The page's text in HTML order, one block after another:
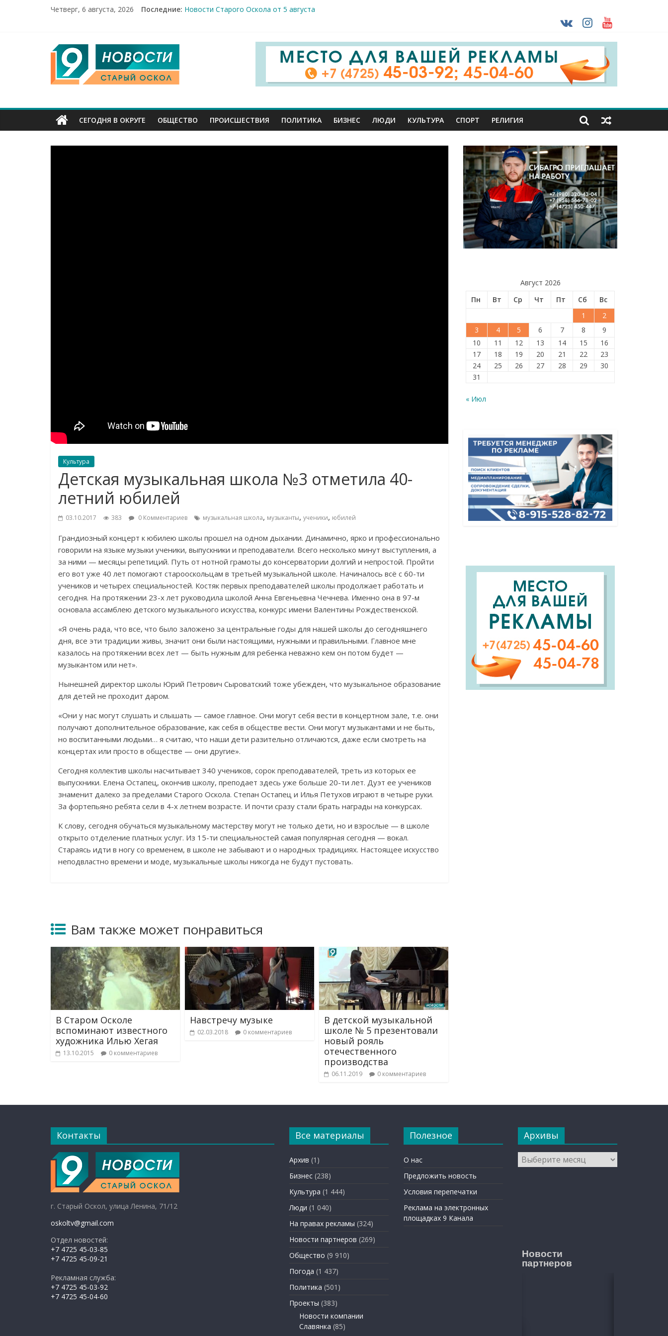
Четверг, 6 августа, 2026 Последние: Новости Старого Оскола от 5 августа
Александр Шуваев доложил Владимиру Путину о текущей работе
От учебников к реальным пациентам: студенты-медики из разных вузов страны проходят практику в Старом Осколе
9
Канал
Старый
Оскол
СЕГОДНЯ В ОКРУГЕ ОБЩЕСТВО ПРОИСШЕСТВИЯ ПОЛИТИКА БИЗНЕС ЛЮДИ КУЛЬТУРА СПОРТ РЕЛИГИЯ
Культура
Детская музыкальная школа №3 отметила 40-
летний юбилей
03.10.2017 383 0 Комментариев музыкальная школа, музыканты, ученики, юбилей
Грандиозный концерт к юбилею школы прошел на одном дыхании. Динамично, ярко и профессионально
говорили на языке музыки ученики, выпускники и преподаватели. Всего несколько минут выступления, а
за ними — месяцы репетиций. Путь от нотной грамоты до консерватории долгий и непростой. Пройти
его вот уже 40 лет помогают старооскольцам в третьей музыкальной школе. Начиналось всё с 60-ти
учеников и четырех специальностей. Костяк первых преподавателей школы продолжает работать и
сегодня. На протяжении 23-х лет руководила школой Анна Евгеньевна Чечнева. Именно она в 97-м
основала ассамблею детского музыкального искусства, конкурс имени Валентины Рождественской.
«Я очень рада, что все, что было заложено за центральные годы для нашей школы до сегодняшнего
дня, все эти традиции живы, значит они были настоящими, нужными и правильными. Главное мне
казалось на протяжении всех лет — быть нужным для ребенка неважно кем он потом будет —
музыкантом или нет».
Нынешней директор школы Юрий Петрович Сыроватский тоже убежден, что музыкальное образование
для детей не проходит даром.
«Они у нас могут слушать и слышать — самое главное. Они могут себя вести в концертном зале, т.е. они
получают дополнительное образование, как себя в обществе вести. Они могут музыкантами и не быть,
но воспитанными людьми… я считаю, что наши дети разительно отличаются, даже если смотреть на
концертах или просто в обществе — они другие».
Сегодня коллектив школы насчитывает 340 учеников, сорок преподавателей, треть из которых ее
выпускники. Елена Остапец, окончив школу, преподает здесь уже больше 20-ти лет. Дуэт ее учеников
знаменит далеко за пределами Старого Оскола. Степан Остапец и Илья Петухов играют в четыре руки.
За фортепьяно ребята сели в 4-х летнем возрасте. И почти сразу стали брать награды на конкурсах.
К слову, сегодня обучаться музыкальному мастерству могут не только дети, но и взрослые — в школе
открыто отделение платных услуг. Из 15-ти специальностей самая популярная сегодня — вокал.
Стараясь идти в ногу со временем, в школе не забывают и о народных традициях. Настоящее искусство
неподвластно времени и моде, музыкальные школы никогда не будут пустовать.
Вам также может понравиться
В Старом Осколе
вспоминают известного
художника Илью Хегая
13.10.2015 0 комментариев
Навстречу музыке
02.03.2018 0 комментариев
В детской музыкальной
школе № 5 презентовали
новый рояль
отечественного
производства
06.11.2019 0 комментариев
Август 2026
Пн
Вт Ср Чт Пт Сб
Вс
1
2
3
4 5 6 7 8
9
10
11 12 13 14 15
16
17
18 19 20 21 22
23
24
25 26 27 28 29
30
31
« Июл
Контакты
г. Старый Оскол, улица Ленина, 71/12
oskoltv@gmail.com
Отдел новостей:
+7 4725 45-03-85
+7 4725 45-09-21
Рекламная служба:
+7 4725 45-03-92
+7 4725 45-04-60
Все материалы
Архив (1)
Бизнес (238)
Культура (1 444)
Люди (1 040)
На правах рекламы (324)
Новости партнеров (269)
Общество (9 910)
Погода (1 437)
Политика (501)
Проекты (383)
Новости компании
Славянка (85)
Полезное
О нас
Предложить новость
Условия перепечатки
Реклама на электронных
площадках 9 Канала
Архивы
Архивы
Новости
партнеров